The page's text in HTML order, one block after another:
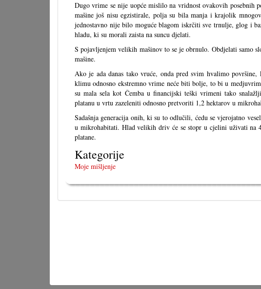
Dugo vrime se nije uopće mislilo na vridnost ovakovih
mašine još nisu egzistirale, polja su bila manja i krajolik
jednostavno nije bilo moguće blagom iskrčiti sve trnulje, glog i
hladu, ki su morali zaista na suncu djelati.
S pojavljenjem velikih mašinov to se je obrnulo. Obdjelati samo
mašine.
Ako je ada danas tako vruće, onda pred svim hvalimo
klimu odnosno ekstremno vrime neće biti bolje, to bi u
su mala sela kot Čemba u financijski teški vrimeni tako
platanu u vrtu zazeleniti odnosno pretvoriti 1,2 hektarov u
Sadašnja generacija onih, ki su to odlučili, ćedu se vjerojatno
u mikrohabitati. Hlad velikih driv će se stopr u cjelini uživati
platane.
Kategorije
Moje mišljenje